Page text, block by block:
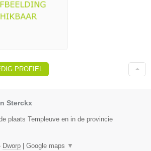
PROFIEL
Sterckx
plaats Templeuve en in de provincie
Dworp Google maps ▼